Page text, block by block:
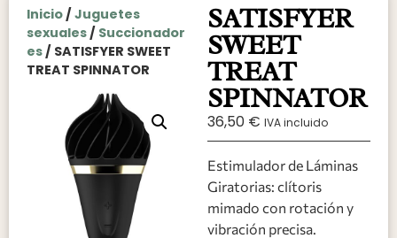
Inicio /Juguetes
sexuales / Succionador
es / SATISFYER SWEET
TREAT SPINNATOR
SATISFYER
SWEET
TREAT
SPINNATOR
36,50 € IVA incluido
Estimulador de Láminas
Giratorias: clítoris
mimado con rotación y
vibración precisa.